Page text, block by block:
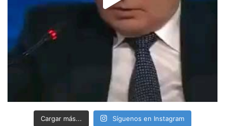
Cargar más... Síguenos en Instagram